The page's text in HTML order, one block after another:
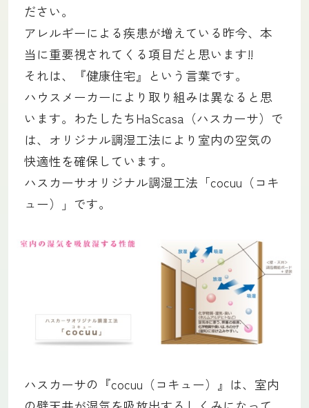
ださい。
アレルギーによる疾患が増えている昨今、本
当に重要視されてくる項目だと思います!!
それは、『健康住宅』という言葉です。
ハウスメーカーにより取り組みは異なると思
います。わたしたちHaScasa（ハスカーサ）で
は、オリジナル調湿工法により室内の空気の
快適性を確保しています。
ハスカーサオリジナル調湿工法「cocuu（コキ
ュー）」です。
ハスカーサの『cocuu（コキュー）』は、室内